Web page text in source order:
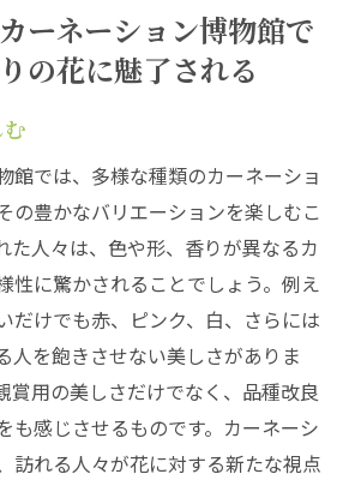
るスポット
の歴史を福生の博物館で探る
代への旅
ネーション文化
史的展示
ョンの品種改良史
ョンが象徴するもの
未来を考える
するカーネーションの生命力
う花の力
れる展示
ーネーション博物館で
の花に魅了される
館では、多様な種類のカーネーショ
の豊かなバリエーションを楽しむこ
た人々は、色や形、香りが異なるカ
性に驚かされることでしょう。例え
だけでも赤、ピンク、白、さらには
人を飽きさせない美しさがありま
賞用の美しさだけでなく、品種改良
も感じさせるものです。カーネーシ
訪れる人々が花に対する新たな視点